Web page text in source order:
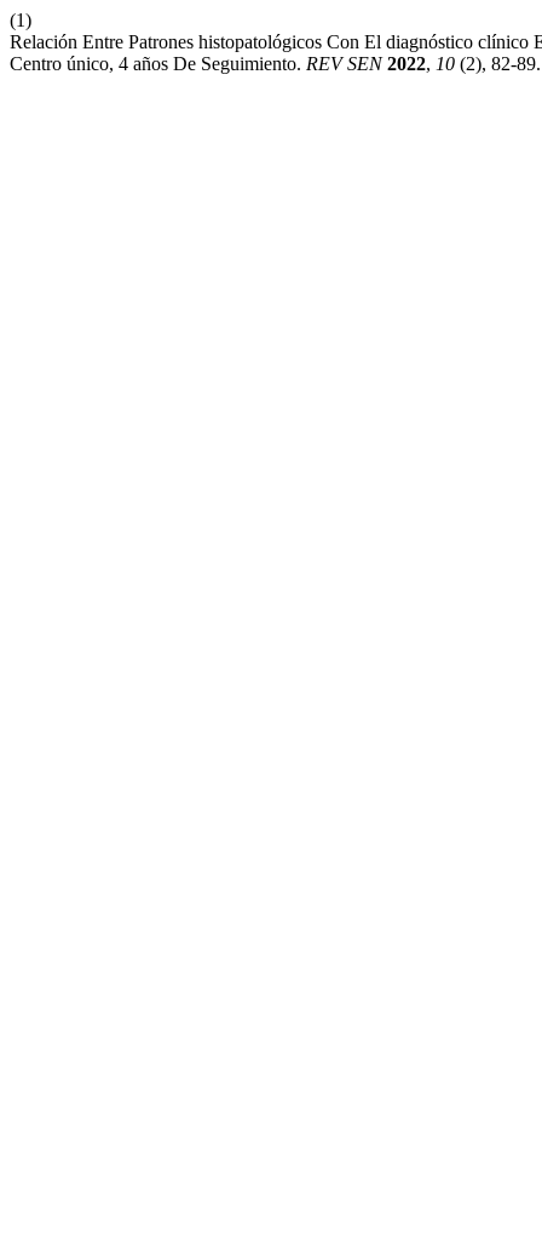
(1)
Relación Entre Patrones histopatológicos Con El diagnóstico clínico
Centro único, 4 años De Seguimiento. REV SEN 2022, 10 (2), 82-